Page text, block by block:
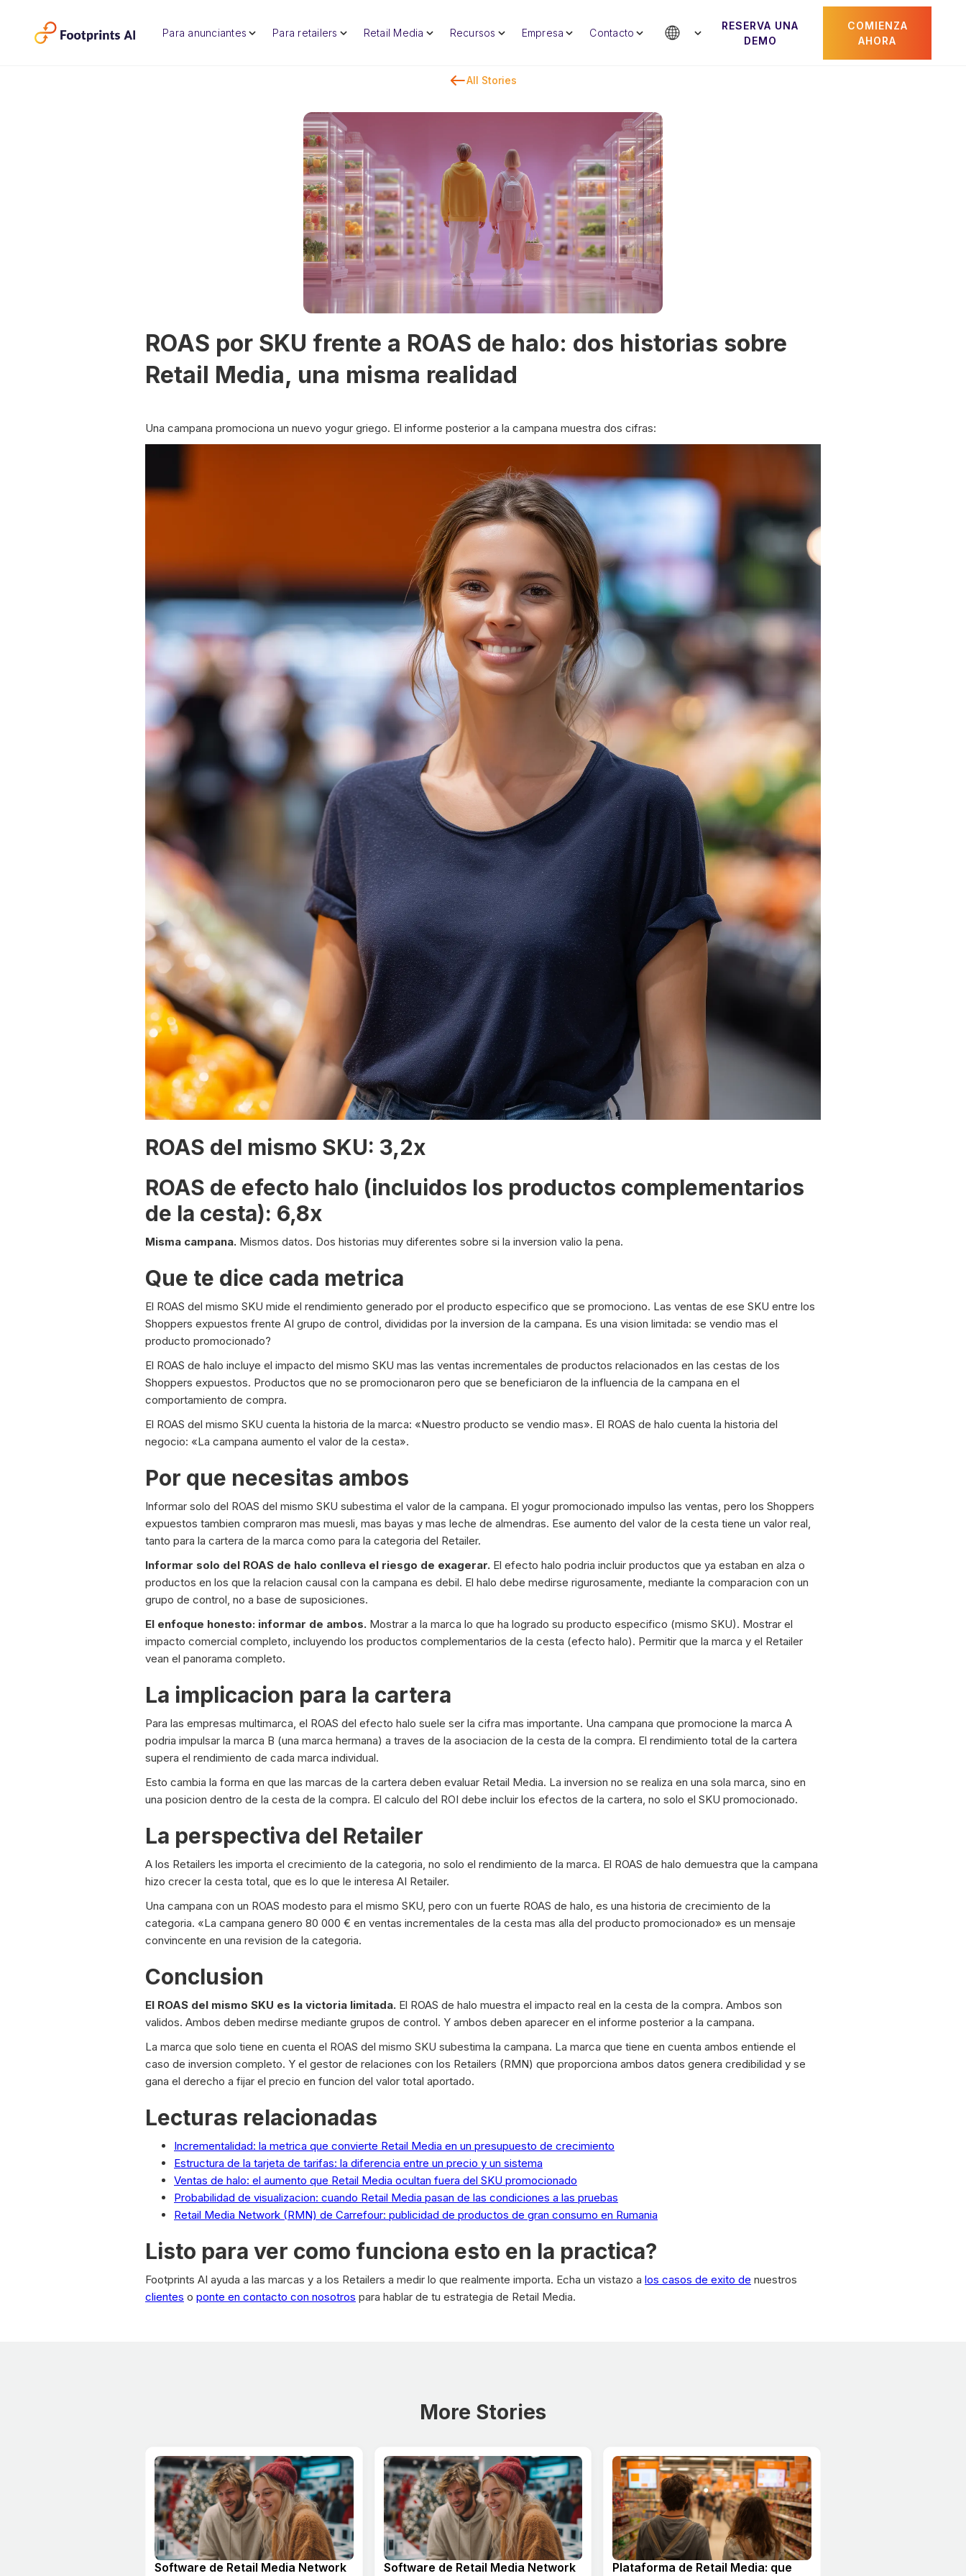
Para anunciantes Para retailers Retail Media Recursos Empresa Contacto
RESERVA UNA
DEMO
COMIENZA
AHORA
All Stories
ROAS por SKU frente a ROAS de halo: dos historias sobre
Retail Media, una misma realidad
Una campana promociona un nuevo yogur griego. El informe posterior a la campana muestra dos cifras:
ROAS del mismo SKU: 3,2x
ROAS de efecto halo (incluidos los productos complementarios
de la cesta): 6,8x
Misma campana. Mismos datos. Dos historias muy diferentes sobre si la inversion valio la pena.
Que te dice cada metrica
El ROAS del mismo SKU mide el rendimiento generado por el producto especifico que se promociono. Las ventas de ese SKU entre los
Shoppers expuestos frente AI grupo de control, divididas por la inversion de la campana. Es una vision limitada: se vendio mas el
producto promocionado?
El ROAS de halo incluye el impacto del mismo SKU mas las ventas incrementales de productos relacionados en las cestas de los
Shoppers expuestos. Productos que no se promocionaron pero que se beneficiaron de la influencia de la campana en el
comportamiento de compra.
El ROAS del mismo SKU cuenta la historia de la marca: «Nuestro producto se vendio mas». El ROAS de halo cuenta la historia del
negocio: «La campana aumento el valor de la cesta».
Por que necesitas ambos
Informar solo del ROAS del mismo SKU subestima el valor de la campana. El yogur promocionado impulso las ventas, pero los Shoppers
expuestos tambien compraron mas muesli, mas bayas y mas leche de almendras. Ese aumento del valor de la cesta tiene un valor real,
tanto para la cartera de la marca como para la categoria del Retailer.
Informar solo del ROAS de halo conlleva el riesgo de exagerar. El efecto halo podria incluir productos que ya estaban en alza o
productos en los que la relacion causal con la campana es debil. El halo debe medirse rigurosamente, mediante la comparacion con un
grupo de control, no a base de suposiciones.
El enfoque honesto: informar de ambos. Mostrar a la marca lo que ha logrado su producto especifico (mismo SKU). Mostrar el
impacto comercial completo, incluyendo los productos complementarios de la cesta (efecto halo). Permitir que la marca y el Retailer
vean el panorama completo.
La implicacion para la cartera
Para las empresas multimarca, el ROAS del efecto halo suele ser la cifra mas importante. Una campana que promocione la marca A
podria impulsar la marca B (una marca hermana) a traves de la asociacion de la cesta de la compra. El rendimiento total de la cartera
supera el rendimiento de cada marca individual.
Esto cambia la forma en que las marcas de la cartera deben evaluar Retail Media. La inversion no se realiza en una sola marca, sino en
una posicion dentro de la cesta de la compra. El calculo del ROI debe incluir los efectos de la cartera, no solo el SKU promocionado.
La perspectiva del Retailer
A los Retailers les importa el crecimiento de la categoria, no solo el rendimiento de la marca. El ROAS de halo demuestra que la campana
hizo crecer la cesta total, que es lo que le interesa AI Retailer.
Una campana con un ROAS modesto para el mismo SKU, pero con un fuerte ROAS de halo, es una historia de crecimiento de la
categoria. «La campana genero 80 000 € en ventas incrementales de la cesta mas alla del producto promocionado» es un mensaje
convincente en una revision de la categoria.
Conclusion
El ROAS del mismo SKU es la victoria limitada. El ROAS de halo muestra el impacto real en la cesta de la compra. Ambos son
validos. Ambos deben medirse mediante grupos de control. Y ambos deben aparecer en el informe posterior a la campana.
La marca que solo tiene en cuenta el ROAS del mismo SKU subestima la campana. La marca que tiene en cuenta ambos entiende el
caso de inversion completo. Y el gestor de relaciones con los Retailers (RMN) que proporciona ambos datos genera credibilidad y se
gana el derecho a fijar el precio en funcion del valor total aportado.
Lecturas relacionadas
Incrementalidad: la metrica que convierte Retail Media en un presupuesto de crecimiento
Estructura de la tarjeta de tarifas: la diferencia entre un precio y un sistema
Ventas de halo: el aumento que Retail Media ocultan fuera del SKU promocionado
Probabilidad de visualizacion: cuando Retail Media pasan de las condiciones a las pruebas
Retail Media Network (RMN) de Carrefour: publicidad de productos de gran consumo en Rumania
Listo para ver como funciona esto en la practica?
Footprints AI ayuda a las marcas y a los Retailers a medir lo que realmente importa. Echa un vistazo a los casos de exito de nuestros
clientes o ponte en contacto con nosotros para hablar de tu estrategia de Retail Media.
More Stories
Software de Retail Media Network
Software de Retail Media Network
Plataforma de Retail Media: que